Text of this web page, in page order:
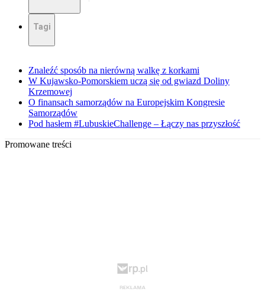
Tagi
Znaleźć sposób na nierówną walkę z korkami
W Kujawsko-Pomorskiem uczą się od gwiazd Doliny
Krzemowej
O finansach samorządów na Europejskim Kongresie
Samorządów
Pod hasłem #LubuskieChallenge – Łączy nas przyszłość
Promowane treści